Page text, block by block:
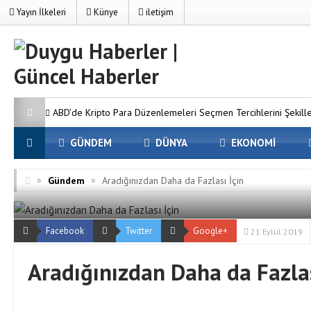
Yayın İlkeleri Künye iletişim
ABD’de Kripto Para Düzenlemeleri Seçmen Tercihlerini
Analizi Sonrası Arıtma Sistemi Nasıl Planlanır?
Minecraft Dünyanızı Oluşturun Avrupa Yakasındaki En
Firmaları
GÜNDEM DÜNYA EKONOMİ
» Gündem » Aradığınızdan Daha da Fazlası İçin
Facebook Twitter Google+ 21 Eylül 2019
Aradığınızdan Daha da